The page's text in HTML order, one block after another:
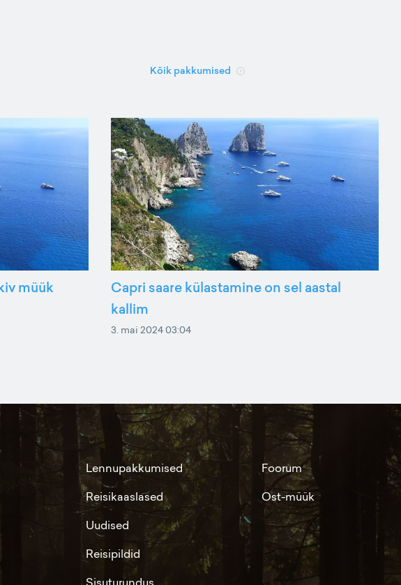
Kõik pakkumised
müük
Capri saare külastamine on sel aastal
kallim
3. mai 2024 03:04
Lennupakkumised
Reisikaaslased
Uudised
Reisipildid
Foorum
Ost-müük